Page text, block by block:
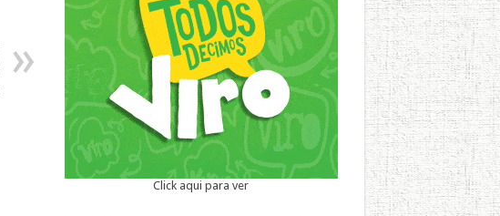
Click aqui para ver